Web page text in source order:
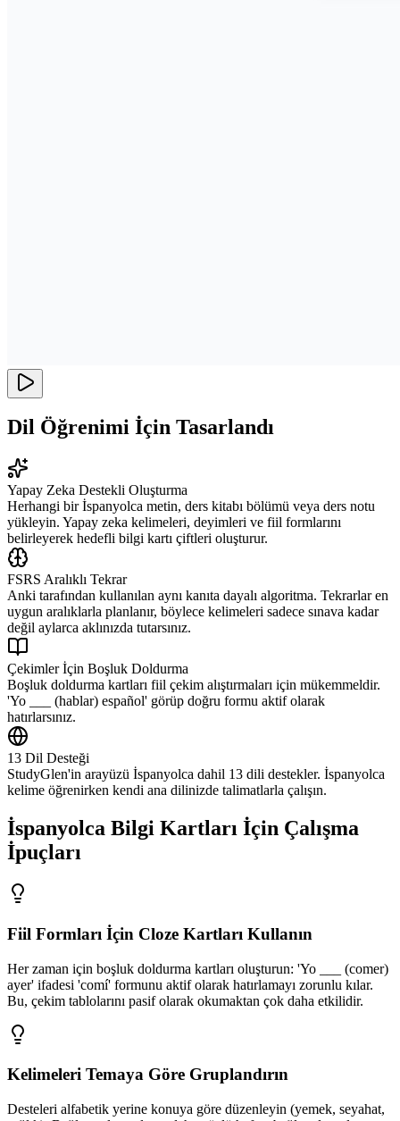
Dil Öğrenimi İçin Tasarlandı
Yapay Zeka Destekli Oluşturma
Herhangi bir İspanyolca metin, ders kitabı bölümü veya ders notu
yükleyin. Yapay zeka kelimeleri, deyimleri ve fiil formlarını
belirleyerek hedefli bilgi kartı çiftleri oluşturur.
FSRS Aralıklı Tekrar
Anki tarafından kullanılan aynı kanıta dayalı algoritma. Tekrarlar en
uygun aralıklarla planlanır, böylece kelimeleri sadece sınava kadar
değil aylarca aklınızda tutarsınız.
Çekimler İçin Boşluk Doldurma
Boşluk doldurma kartları fiil çekim alıştırmaları için mükemmeldir.
'Yo ___ (hablar) español' görüp doğru formu aktif olarak
hatırlarsınız.
13 Dil Desteği
StudyGlen'in arayüzü İspanyolca dahil 13 dili destekler. İspanyolca
kelime öğrenirken kendi ana dilinizde talimatlarla çalışın.
İspanyolca Bilgi Kartları İçin Çalışma
İpuçları
Fiil Formları İçin Cloze Kartları Kullanın
Her zaman için boşluk doldurma kartları oluşturun: 'Yo ___ (comer)
ayer' ifadesi 'comí' formunu aktif olarak hatırlamayı zorunlu kılar.
Bu, çekim tablolarını pasif olarak okumaktan çok daha etkilidir.
Kelimeleri Temaya Göre Gruplandırın
Desteleri alfabetik yerine konuya göre düzenleyin (yemek, seyahat,